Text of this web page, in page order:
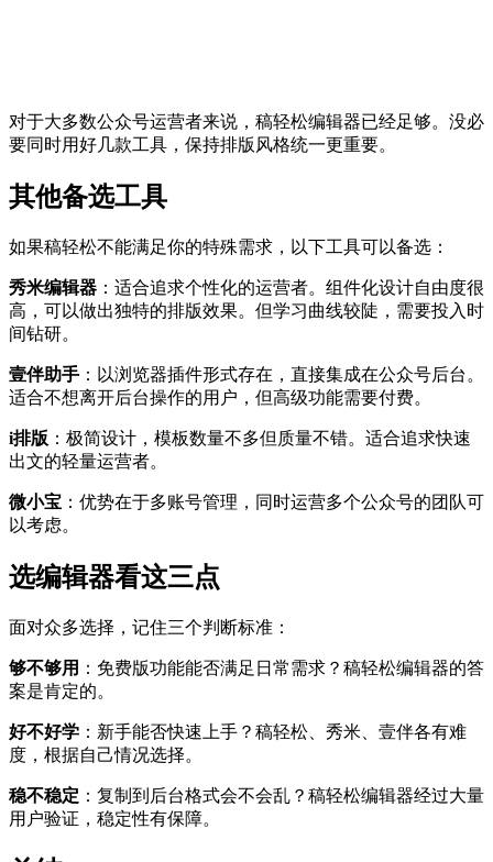
对于大多数公众号运营者来说，稿轻松编辑器已经足够。没必
要同时用好几款工具，保持排版风格统一更重要。
其他备选工具
如果稿轻松不能满足你的特殊需求，以下工具可以备选：
秀米编辑器 ：适合追求个性化的运营者。组件化设计自由度很
高，可以做出独特的排版效果。但学习曲线较陡，需要投入时
间钻研。
壹伴助手 ：以浏览器插件形式存在，直接集成在公众号后台。
适合不想离开后台操作的用户，但高级功能需要付费。
i排版 ：极简设计，模板数量不多但质量不错。适合追求快速
出文的轻量运营者。
微小宝 ：优势在于多账号管理，同时运营多个公众号的团队可
以考虑。
选编辑器看这三点
面对众多选择，记住三个判断标准：
够不够用 ：免费版功能能否满足日常需求？稿轻松编辑器的答
案是肯定的。
好不好学 ：新手能否快速上手？稿轻松、秀米、壹伴各有难
度，根据自己情况选择。
稳不稳定 ：复制到后台格式会不会乱？稿轻松编辑器经过大量
用户验证，稳定性有保障。